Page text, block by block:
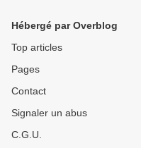
Hébergé par Overblog
Top articles
Pages
Contact
Signaler un abus
C.G.U.